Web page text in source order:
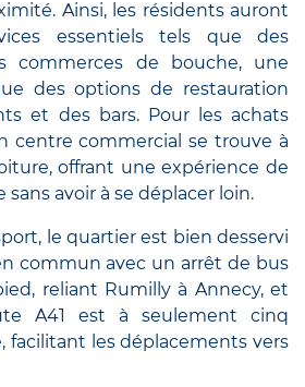
Ainsi, les résidents auront
essentiels tels que des
commerces de bouche, une
des options de restauration
et des bars. Pour les achats
centre commercial se trouve à
offrant une expérience de
avoir à se déplacer loin.
le quartier est bien desservi
commun avec un arrêt de bus
reliant Rumilly à Annecy, et
A41 est à seulement cinq
facilitant les déplacements vers